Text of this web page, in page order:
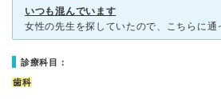
いつも混んでいます
診療科目：
歯科